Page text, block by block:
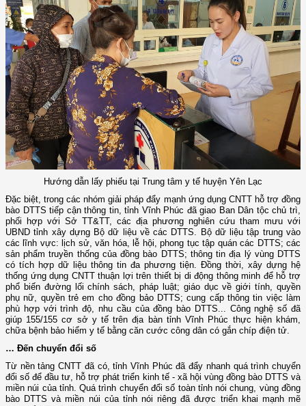
Hướng dẫn lấy phiếu tại Trung tâm y tế huyện Yên Lạc
Đặc biệt, trong các nhóm giải pháp đẩy mạnh ứng dụng CNTT hỗ trợ đồng
bào DTTS tiếp cận thông tin, tỉnh Vĩnh Phúc đã giao Ban Dân tộc chủ trì,
phối hợp với Sở TT&TT, các địa phương nghiên cứu tham mưu với
UBND tỉnh xây dựng Bộ dữ liệu về các DTTS. Bộ dữ liệu tập trung vào
các lĩnh vực: lịch sử, văn hóa, lễ hội, phong tục tập quán các DTTS; các
sản phẩm truyền thống của đồng bào DTTS; thông tin địa lý vùng DTTS
có tích hợp dữ liệu thông tin đa phương tiện. Đồng thời, xây dựng hệ
thống ứng dụng CNTT thuận lợi trên thiết bị di động thông minh để hỗ trợ
phổ biến đường lối chính sách, pháp luật; giáo dục về giới tính, quyền
phụ nữ, quyền trẻ em cho đồng bảo DTTS; cung cấp thông tin việc làm
phù hợp với trình độ, nhu cầu của đồng bào DTTS... Công nghệ số đã
giúp 155/155 cơ sở y tế trên địa bàn tỉnh Vĩnh Phúc thực hiện khám,
chữa bệnh bảo hiểm y tế bằng căn cước công dân có gắn chíp điện tử.
… Đến chuyển đổi số
Từ nền tảng CNTT đã có, tỉnh Vĩnh Phúc đã đẩy nhanh quá trình chuyển
đổi số để đầu tư, hỗ trợ phát triển kinh tế - xã hội vùng đồng bào DTTS và
miền núi của tỉnh. Quá trình chuyển đổi số toàn tỉnh nói chung, vùng đồng
bào DTTS và miền núi của tỉnh nói riêng đã được triển khai mạnh mẽ